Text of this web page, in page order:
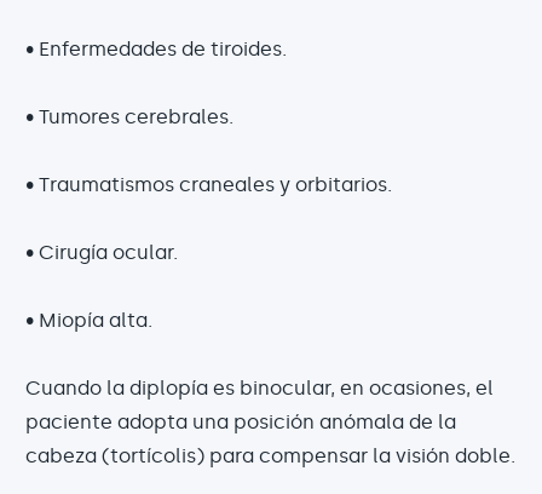
• Enfermedades de tiroides.
• Tumores cerebrales.
• Traumatismos craneales y orbitarios.
• Cirugía ocular.
• Miopía alta.
Cuando la diplopía es binocular, en ocasiones, el
paciente adopta una posición anómala de la
cabeza (tortícolis) para compensar la visión doble.